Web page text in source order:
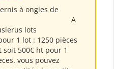
à ongles de
A
lots
1 lot : 1250 pièces
500€ ht pour 1
vous pouvez